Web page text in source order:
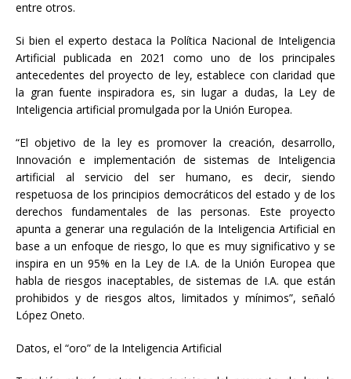
entre otros.
Si bien el experto destaca la Política Nacional de Inteligencia
Artificial publicada en 2021 como uno de los principales
antecedentes del proyecto de ley, establece con claridad que
la gran fuente inspiradora es, sin lugar a dudas, la Ley de
Inteligencia artificial promulgada por la Unión Europea.
“El objetivo de la ley es promover la creación, desarrollo,
Innovación e implementación de sistemas de Inteligencia
artificial al servicio del ser humano, es decir, siendo
respetuosa de los principios democráticos del estado y de los
derechos fundamentales de las personas. Este proyecto
apunta a generar una regulación de la Inteligencia Artificial en
base a un enfoque de riesgo, lo que es muy significativo y se
inspira en un 95% en la Ley de I.A. de la Unión Europea que
habla de riesgos inaceptables, de sistemas de I.A. que están
prohibidos y de riesgos altos, limitados y mínimos”, señaló
López Oneto.
Datos, el “oro” de la Inteligencia Artificial